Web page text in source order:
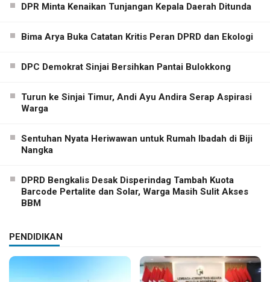
DPR Minta Kenaikan Tunjangan Kepala Daerah Ditunda
Bima Arya Buka Catatan Kritis Peran DPRD dan Ekologi
DPC Demokrat Sinjai Bersihkan Pantai Bulokkong
Turun ke Sinjai Timur, Andi Ayu Andira Serap Aspirasi
Warga
Sentuhan Nyata Heriwawan untuk Rumah Ibadah di Biji
Nangka
DPRD Bengkalis Desak Disperindag Tambah Kuota
Barcode Pertalite dan Solar, Warga Masih Sulit Akses
BBM
PENDIDIKAN